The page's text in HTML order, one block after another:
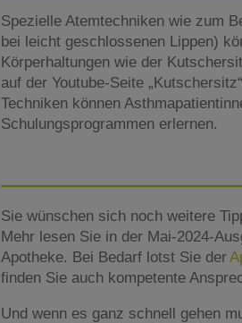
Spezielle Atemtechniken wie zum
bei leicht geschlossenen Lippen)
Körperhaltungen wie der
auf der Youtube-Seite
Techniken können
Schulungsprogrammen erlernen.
Sie wünschen sich noch weitere
Mehr lesen Sie in der Mai-2024-
Apotheke. Bei Bedarf lotst Sie der
finden Sie auch kompetente
Und wenn es ganz schnell gehen